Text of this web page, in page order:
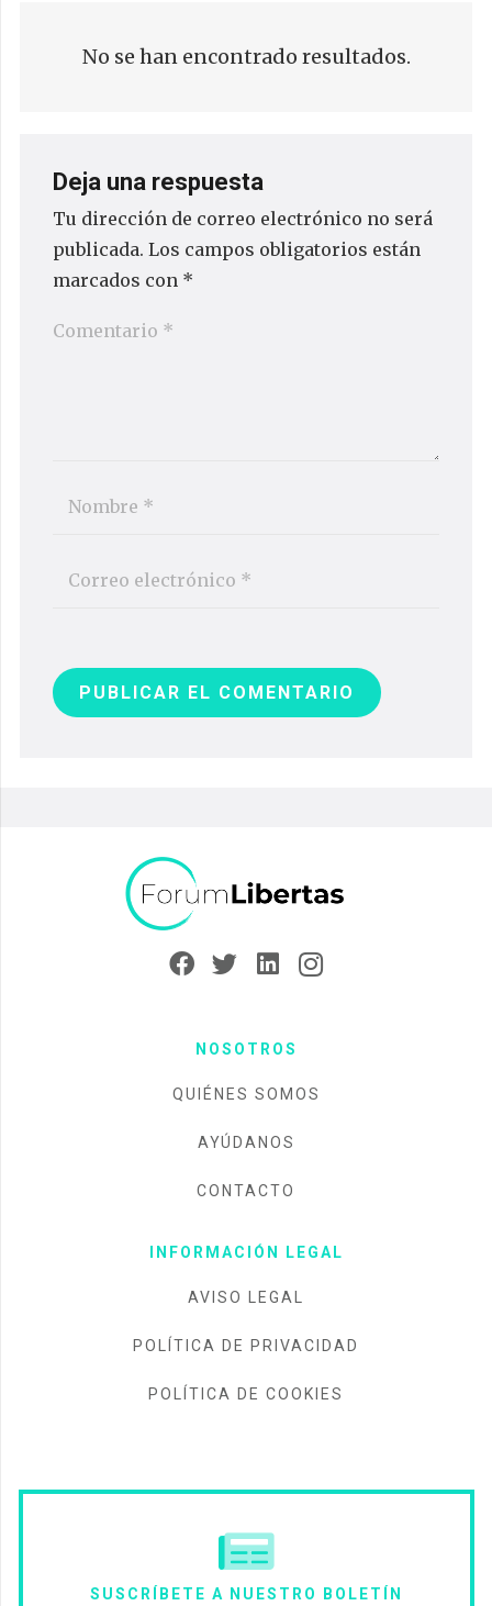
No se han encontrado resultados.
Deja una respuesta
Tu dirección de correo electrónico no será
publicada. Los campos obligatorios están
marcados con *
PUBLICAR EL COMENTARIO
NOSOTROS
QUIÉNES SOMOS
AYÚDANOS
CONTACTO
INFORMACIÓN LEGAL
AVISO LEGAL
POLÍTICA DE PRIVACIDAD
POLÍTICA DE COOKIES
SUSCRÍBETE A NUESTRO BOLETÍN